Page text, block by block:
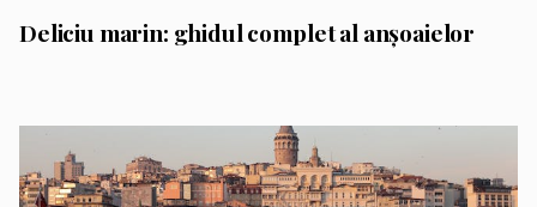
Deliciu marin: ghidul complet al anșoaielor